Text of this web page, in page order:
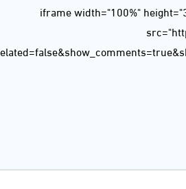
<iframe width="100%"